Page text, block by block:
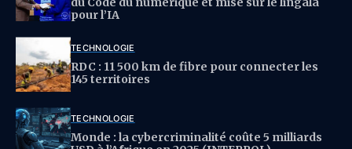
pour l’IA
TECHNOLOGIE
RDC : 11 500 km de fibre pour connecter les
145 territoires
TECHNOLOGIE
Monde : la cybercriminalité coûte 5 milliards